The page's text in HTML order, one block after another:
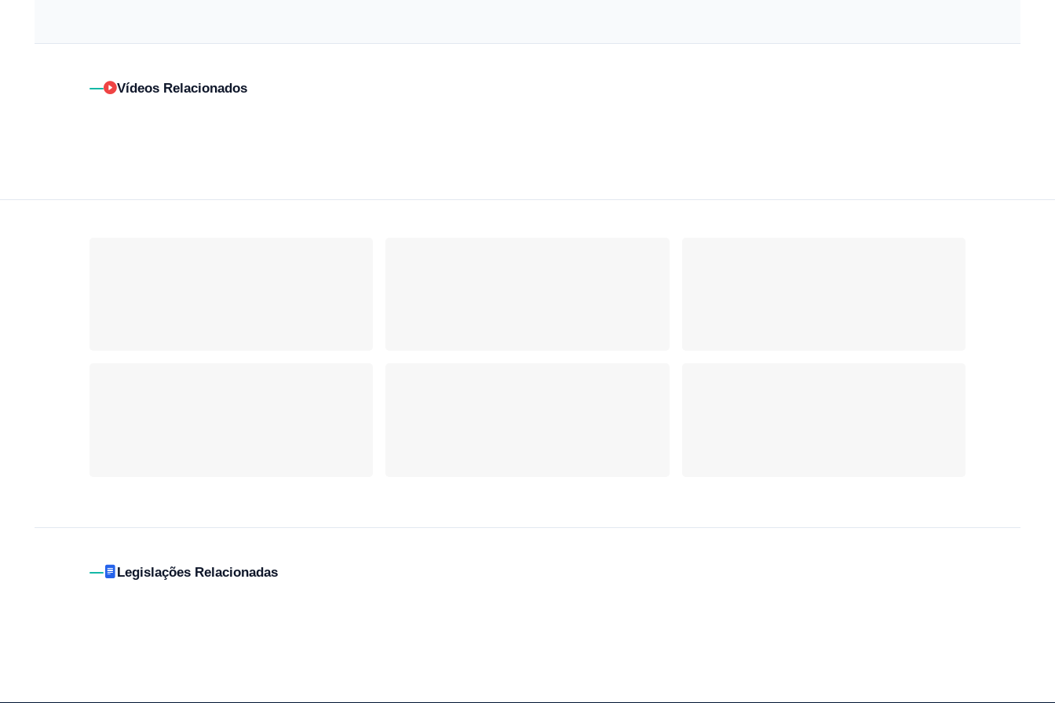
Vídeos Relacionados
Legislações Relacionadas